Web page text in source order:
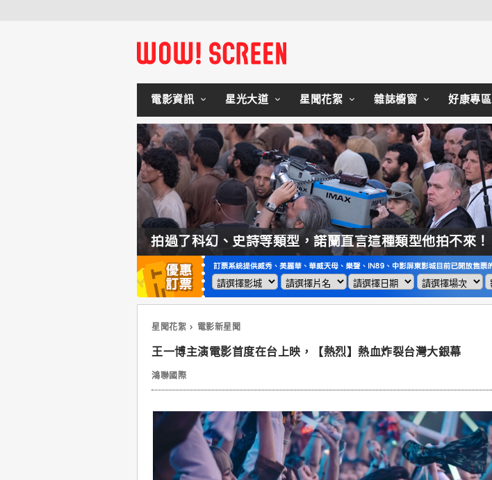
電影資訊 星光大道 星聞花絮 雜誌櫥窗 好康專區
拍過了科幻、史詩等類型，諾蘭直言這種類型他拍不來！
星聞花絮 電影新星聞
王一博主演電影首度在台上映，【熱烈】熱血炸裂台灣大銀幕
鴻聯國際